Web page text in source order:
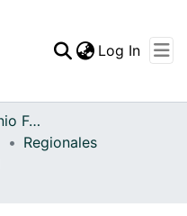
Statistics
Log In
Archivo del Patrimonio Fotográfico y Fílmico del Valle del Cauca
Regionales